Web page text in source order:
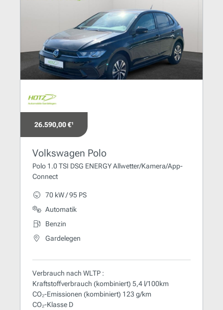
26.590,00 €¹
Volkswagen Polo
Polo 1.0 TSI DSG ENERGY Allwetter/Kamera/App-
Connect
70 kW / 95 PS
Automatik
Benzin
Gardelegen
Verbrauch nach WLTP :
Kraftstoffverbrauch (kombiniert) 5,4 l/100km
CO₂-Emissionen (kombiniert) 123 g/km
CO₂-Klasse D